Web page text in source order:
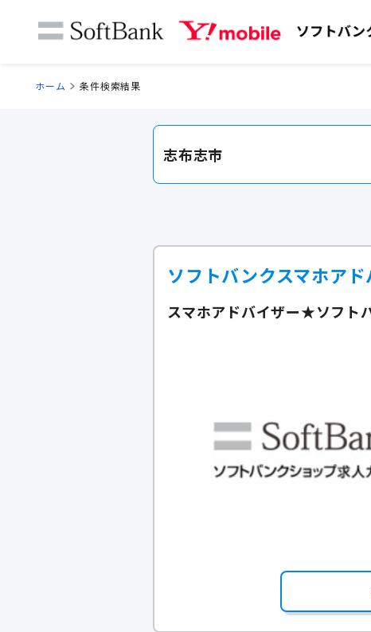
ホーム 条件検索結果
志布志市
ソフトバンクスマホアド
スマホアドバイザー★ソフト